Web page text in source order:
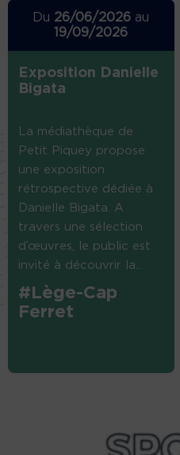
Du 26/06/2026 au
19/09/2026
Exposition Danielle
Bigata
La médiathèque de
Petit Piquey propose
une exposition
rétrospective dédiée à
Danielle Bigata. A
travers une sélection
d’œuvres, le public est
invité à découvrir la...
#Lège-Cap
Ferret